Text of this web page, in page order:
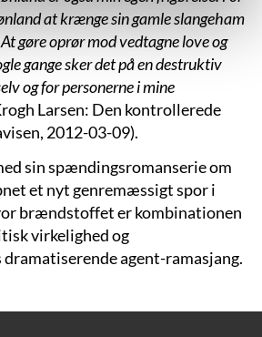
at krænge sin gamle slangeham
gøre oprør mod vedtagne love og
gange sker det på en destruktiv
og for personerne i mine
Larsen: Den kontrollerede
2012-03-09).
sin spændingsromanserie om
et nyt genremæssigt spor i
brændstoffet er kombinationen
virkelighed og
agent-ramasjang.